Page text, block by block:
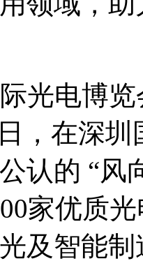
光电博
，在深
认的 “风
家优质
及智能